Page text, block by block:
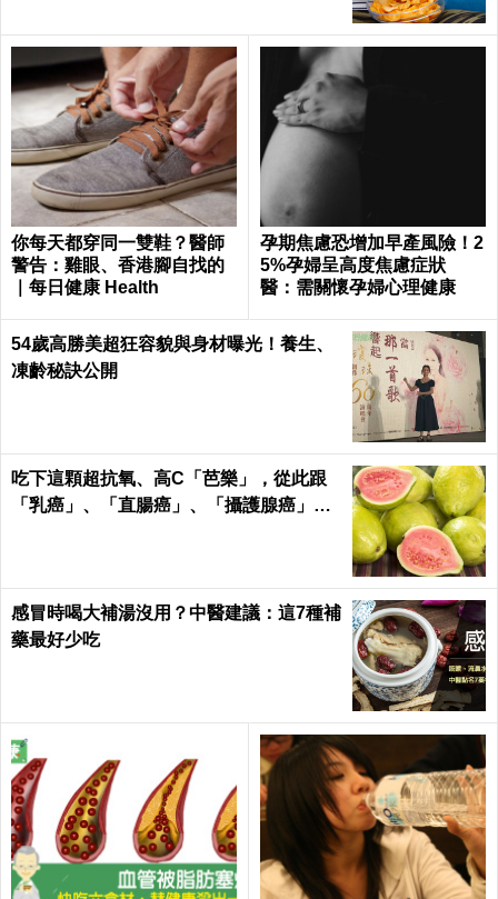
你每天都穿同一雙鞋？醫師
警告：雞眼、香港腳自找的
｜每日健康 Health
孕期焦慮恐增加早產風險！2
5%孕婦呈高度焦慮症狀
醫：需關懷孕婦心理健康
54歲高勝美超狂容貌與身材曝光！養生、
凍齡秘訣公開
吃下這顆超抗氧、高C「芭樂」，從此跟
「乳癌」、「直腸癌」、「攝護腺癌」、
感冒時喝大補湯沒用？中醫建議：這7種補
藥最好少吃